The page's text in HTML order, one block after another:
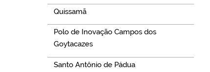
Quissamã
Polo de Inovação Campos dos
Goytacazes
Santo Antônio de Pádua